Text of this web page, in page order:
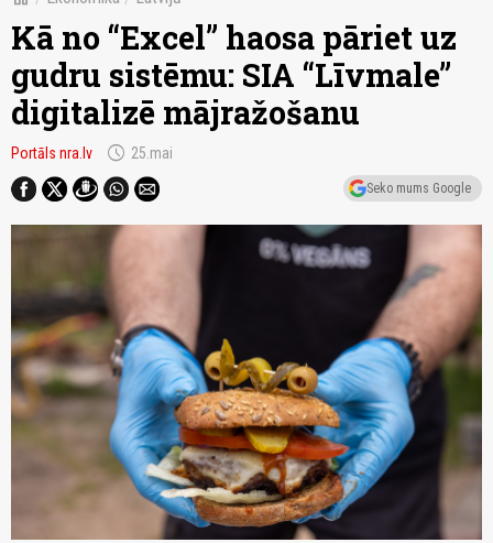
Kā no “Excel” haosa pāriet uz
gudru sistēmu: SIA “Līvmale”
digitalizē mājražošanu
Portāls nra.lv schedule 25.mai
Seko mums Google